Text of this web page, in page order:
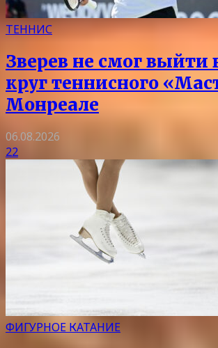
ТЕННИС
Зверев не смог выйти
круг теннисного
Монреале
06.08.2026
22
ФИГУРНОЕ КАТАНИЕ